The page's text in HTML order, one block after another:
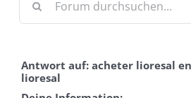
Antwort auf: acheter lioresal
lioresal